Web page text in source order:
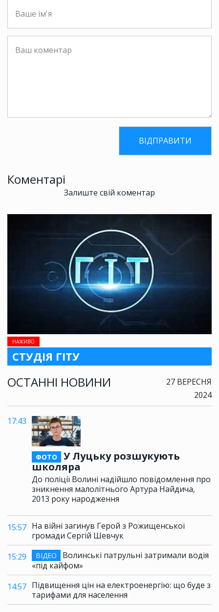
НАЖИВО
СТУДІЯ ГІТУ
ОСТАННІ НОВИНИ
27 ВЕРЕСНЯ
2024
17:43
ФОТО
У Луцьку розшукують
школяра
До поліції Волині надійшло повідомлення про
зникнення малолітнього Артура Найдича,
2013 року народження
15:57 На війні загинув Герой з Рожищенської
громади Сергій Шевчук
15:29
ВІДЕО
Волинські патрульні затримали водія
«під кайфом»
14:57 Підвищення цін на електроенергію: що буде з
тарифами для населення
Коментарі
Залиште свій коментар